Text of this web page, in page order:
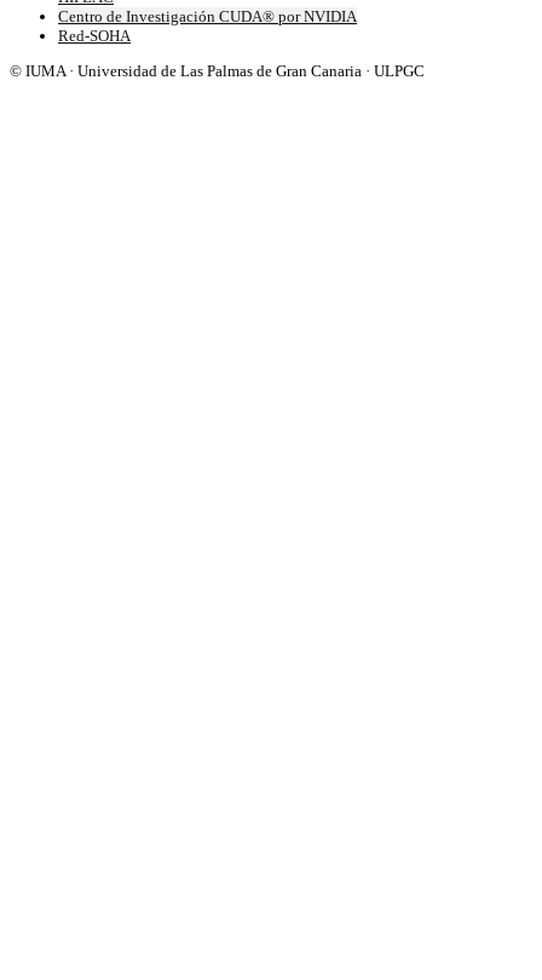
Centro de Investigación CUDA® por NVIDIA
Red-SOHA
© IUMA · Universidad de Las Palmas de Gran Canaria · ULPGC